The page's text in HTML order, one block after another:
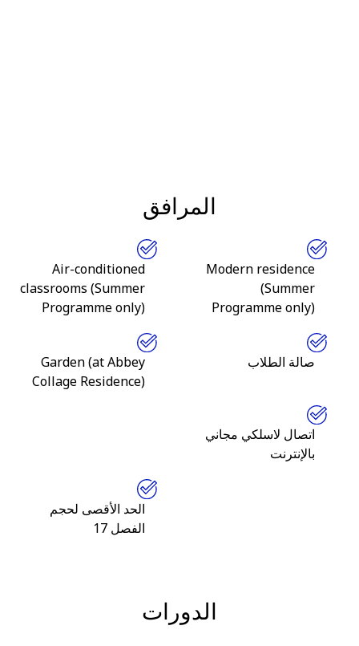
المرافق
Air-conditioned
classrooms (Summer
Programme only)
Modern residence
(Summer
Programme only)
Garden (at Abbey
Collage Residence)
صالة الطلاب
اتصال لاسلكي مجاني
بالإنترنت
الحد الأقصى لحجم
الفصل 17
الدورات